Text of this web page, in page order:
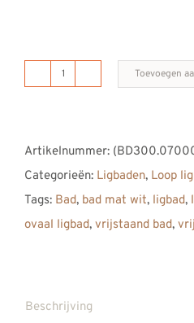
B
ligbad
Loop
1500
aantal
Toevoegen
Artikelnummer:
Categorieën: Ligbaden, Loop
Tags: Bad, bad mat wit, ligbad,
ovaal ligbad, vrijstaand bad,
Beschrijving